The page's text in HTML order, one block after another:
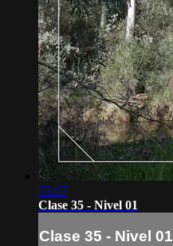
55:07
Clase 35 - Nivel 01
Clase 35 - Nivel 01